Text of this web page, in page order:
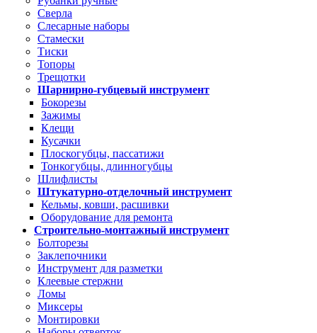
Сверла
Слесарные наборы
Стамески
Тиски
Топоры
Трещотки
Шарнирно-губцевый инструмент
Бокорезы
Зажимы
Клещи
Кусачки
Плоскогубцы, пассатижи
Тонкогубцы, длинногубцы
Шлифлисты
Штукатурно-отделочный инструмент
Кельмы, ковши, расшивки
Оборудование для ремонта
Строительно-монтажный инструмент
Болторезы
Заклепочники
Инструмент для разметки
Клеевые стержни
Ломы
Миксеры
Монтировки